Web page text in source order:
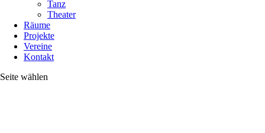
Tanz
Theater
Räume
Projekte
Vereine
Kontakt
Seite wählen